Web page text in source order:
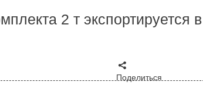
2 т экспортируется в
Поделиться